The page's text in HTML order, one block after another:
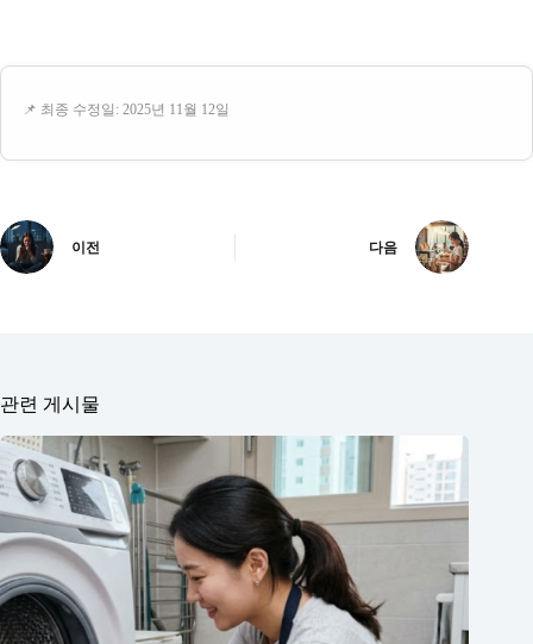
📌 최종 수정일: 2025년 11월 12일
이전 다음
관련 게시물